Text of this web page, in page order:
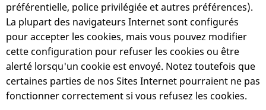
préférentielle, police privilégiée et autres préférences).
La plupart des navigateurs Internet sont configurés
pour accepter les cookies, mais vous pouvez modifier
cette configuration pour refuser les cookies ou être
alerté lorsqu'un cookie est envoyé. Notez toutefois que
certaines parties de nos Sites Internet pourraient ne pas
fonctionner correctement si vous refusez les cookies.